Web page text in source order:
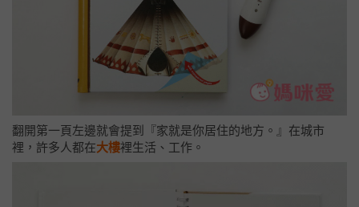
翻開第一頁左邊就會提到『家就是你居住的地方。』在城市
裡，許多人都在大樓裡生活、工作。